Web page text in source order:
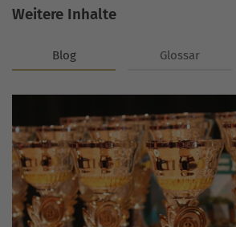
Weitere Inhalte
Blog Glossar